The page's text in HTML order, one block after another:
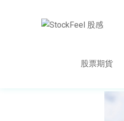
股票期貨